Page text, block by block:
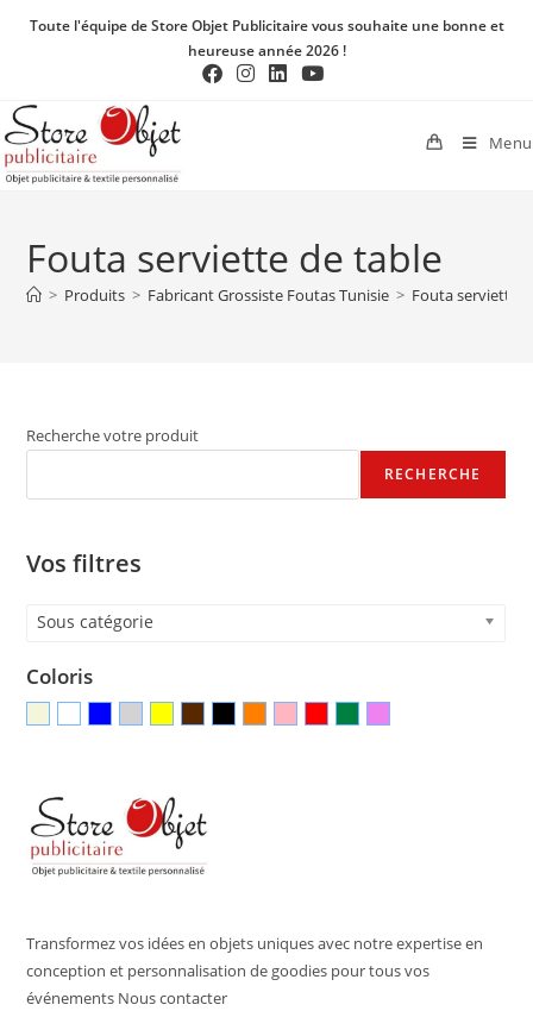
Toute l'équipe de Store Objet Publicitaire vous souhaite une bonne et
heureuse année 2026 !
Menu
Fouta serviette de table
> Produits > Fabricant Grossiste Foutas Tunisie > Fouta serviette
Recherche votre produit
RECHERCHE
Vos filtres
Sous catégorie
Coloris
Transformez vos idées en objets uniques avec notre expertise en
conception et personnalisation de goodies pour tous vos
événements Nous contacter